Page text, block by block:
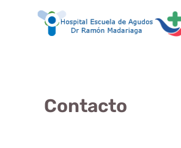
Contacto